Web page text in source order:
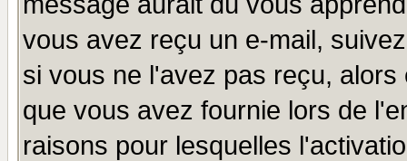
vous avez reçu un e-mail,
si vous ne l'avez pas reçu,
que vous avez fournie lors de
raisons pour lesquelles